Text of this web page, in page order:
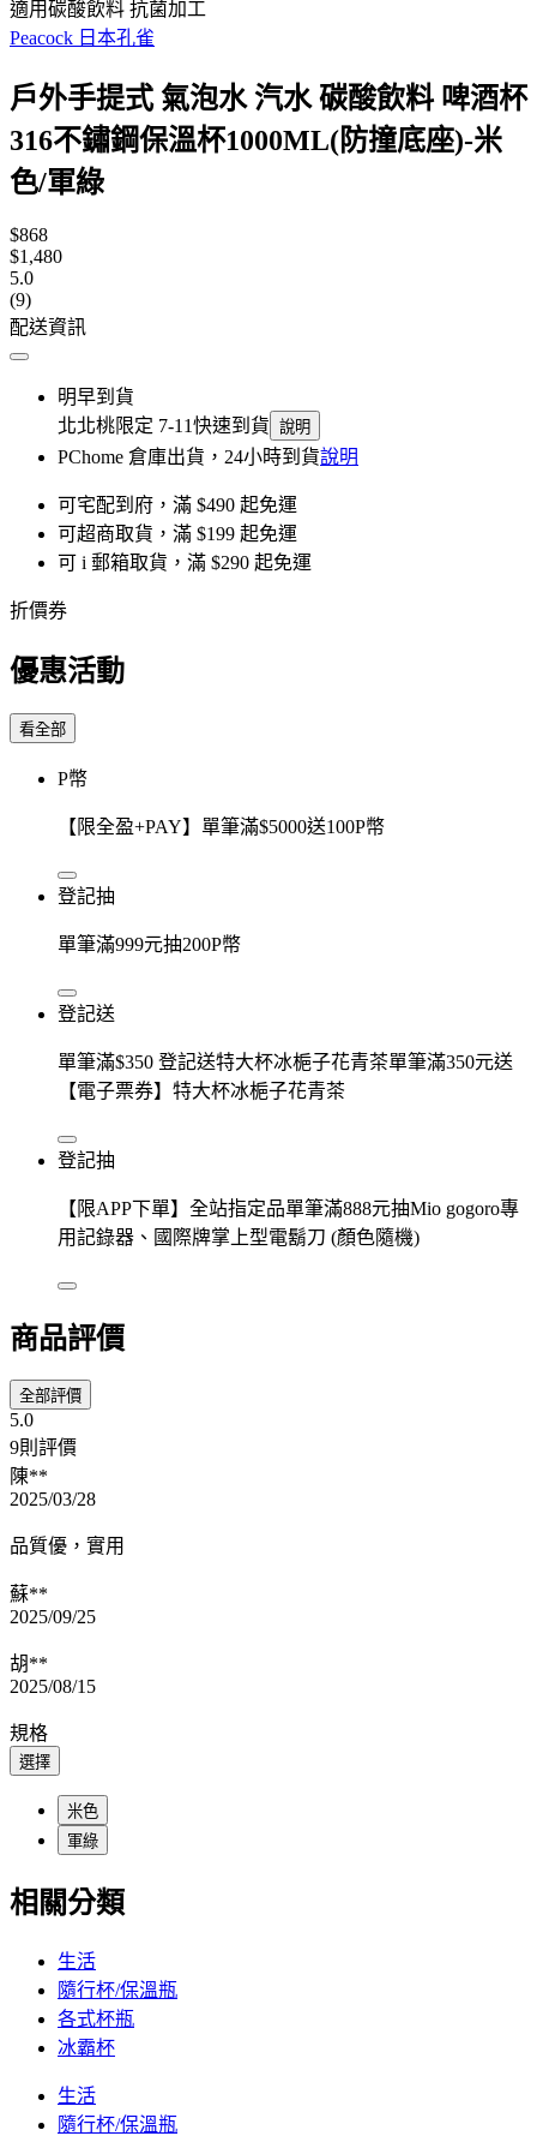
適用碳酸飲料 抗菌加工
Peacock 日本孔雀
戶外手提式 氣泡水 汽水 碳酸飲料 啤酒杯
316不鏽鋼保溫杯1000ML(防撞底座)-米
色/軍綠
$868
$1,480
5.0
(9)
配送資訊
明早到貨
北北桃限定 7-11快速到貨 說明
PChome 倉庫出貨，24小時到貨說明
可宅配到府，滿 $490 起免運
可超商取貨，滿 $199 起免運
可 i 郵箱取貨，滿 $290 起免運
折價券
優惠活動
看全部
P幣
【限全盈+PAY】單筆滿$5000送100P幣
登記抽
單筆滿999元抽200P幣
登記送
單筆滿$350 登記送特大杯冰梔子花青茶單筆滿350元送
【電子票券】特大杯冰梔子花青茶
登記抽
【限APP下單】全站指定品單筆滿888元抽Mio gogoro專
用記錄器、國際牌掌上型電鬍刀 (顏色隨機)
商品評價
全部評價
5.0
9則評價
陳**
2025/03/28
品質優，實用
蘇**
2025/09/25
胡**
2025/08/15
規格
選擇
米色
軍綠
相關分類
生活
隨行杯/保溫瓶
各式杯瓶
冰霸杯
生活
隨行杯/保溫瓶